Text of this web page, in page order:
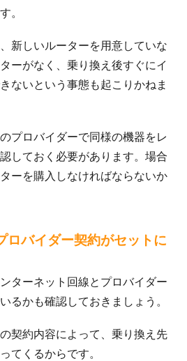
。
新しいルーターを用意していな
ーがなく、乗り換え後すぐにイ
ないという事態も起こりかねま
プロバイダーで同様の機器をレ
しておく必要があります。場合
ーを購入しなければならないか
ロバイダー契約がセットに
ターネット回線とプロバイダー
るかも確認しておきましょう。
契約内容によって、乗り換え先
てくるからです。